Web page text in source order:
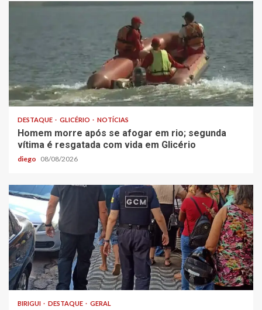
DESTAQUE GLICÉRIO NOTÍCIAS
Homem morre após se afogar em rio; segunda
vítima é resgatada com vida em Glicério
diego 08/08/2026
BIRIGUI DESTAQUE GERAL